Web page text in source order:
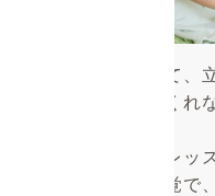
小さなお子様だって、
家庭科では教えてくれ
実現できるようにレッ
習い事のような感覚で